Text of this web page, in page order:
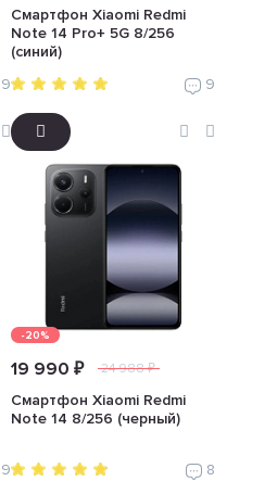
9
Смартфон Xiaomi Redmi
Note 14 Pro+ 5G 8/256
(синий)
9
9
-20%
19 990 ₽ 24 988 ₽
Смартфон Xiaomi Redmi
Note 14 8/256 (черный)
8